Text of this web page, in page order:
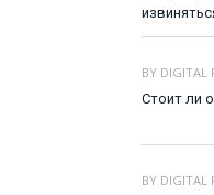
BY DIGITAL
Стоит ли
BY DIGITAL